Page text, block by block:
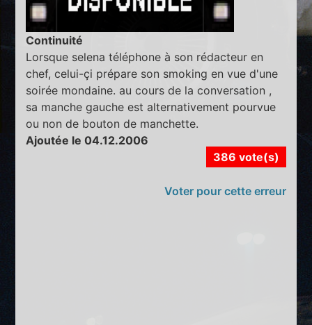
Continuité
Lorsque selena téléphone à son rédacteur en
chef, celui-çi prépare son smoking en vue d'une
soirée mondaine. au cours de la conversation ,
sa manche gauche est alternativement pourvue
ou non de bouton de manchette.
Ajoutée le 04.12.2006
386 vote(s)
Voter pour cette erreur